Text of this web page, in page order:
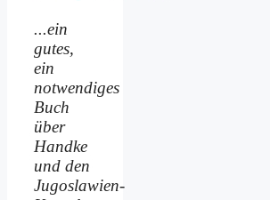
...ein
gutes,
ein
notwendiges
Buch
über
Handke
und den
Jugoslawien-